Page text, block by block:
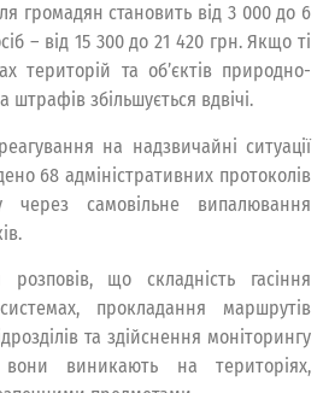
громадян становить від 3 000 до 6
– від 15 300 до 21 420 грн. Якщо ті
територій та об’єктів природно-
збільшується вдвічі.
на надзвичайні ситуації
68 адміністративних протоколів
через самовільне випалювання
розповів, що складність гасіння
прокладання маршрутів
та здійснення моніторингу
виникають на територіях,